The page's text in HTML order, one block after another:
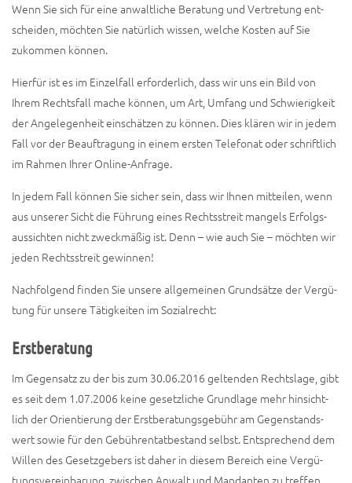
Wenn Sie sich für eine anwalt­li­che Bera­tung und Ver­tre­tung ent­
schei­den, möch­ten Sie natür­lich wis­sen, wel­che Kos­ten auf Sie
zukom­men können.
Hier­für ist es im Ein­zel­fall erfor­der­lich, dass wir uns ein Bild von
Ihrem Rechts­fall mache kön­nen, um Art, Umfang und Schwie­rig­keit
der Ange­le­gen­heit ein­schät­zen zu kön­nen. Dies klä­ren wir in jedem
Fall vor der Beauf­tra­gung in einem ers­ten Tele­fo­nat oder schrift­lich
im Rah­men Ihrer Online-Anfrage.
In jedem Fall kön­nen Sie sicher sein, dass wir Ihnen mit­tei­len, wenn
aus unse­rer Sicht die Füh­rung eines Rechts­streit man­gels Erfolgs­
aus­sich­ten nicht zweck­mä­ßig ist. Denn – wie auch Sie – möch­ten wir
jeden Rechts­streit gewinnen!
Nach­fol­gend fin­den Sie unse­re all­ge­mei­nen Grund­sät­ze der Ver­gü­
tung für unse­re Tätig­kei­ten im Sozialrecht:
Erstberatung
Im Gegen­satz zu der bis zum 30.06.2016 gel­ten­den Rechts­la­ge, gibt
es seit dem 1.07.2006 kei­ne gesetz­li­che Grund­la­ge mehr hin­sicht­
lich der Ori­en­tie­rung der Erst­be­ra­tungs­ge­bühr am Gegen­stands­
wert sowie für den Gebüh­ren­tat­be­stand selbst. Ent­spre­chend dem
Wil­len des Gesetz­ge­bers ist daher in die­sem Bereich eine Ver­gü­
tungs­ver­ein­ba­rung zwi­schen Anwalt und Man­dan­ten zu tref­fen,